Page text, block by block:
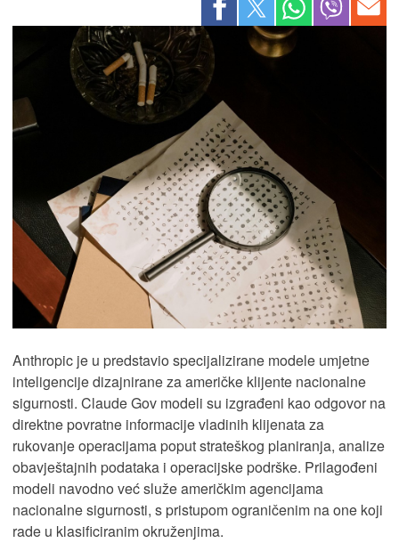
Anthropic je u predstavio specijalizirane modele umjetne
inteligencije dizajnirane za američke klijente nacionalne
sigurnosti. Claude Gov modeli su izgrađeni kao odgovor na
direktne povratne informacije vladinih klijenata za
rukovanje operacijama poput strateškog planiranja, analize
obavještajnih podataka i operacijske podrške. Prilagođeni
modeli navodno već služe američkim agencijama
nacionalne sigurnosti, s pristupom ograničenim na one koji
rade u klasificiranim okruženjima.